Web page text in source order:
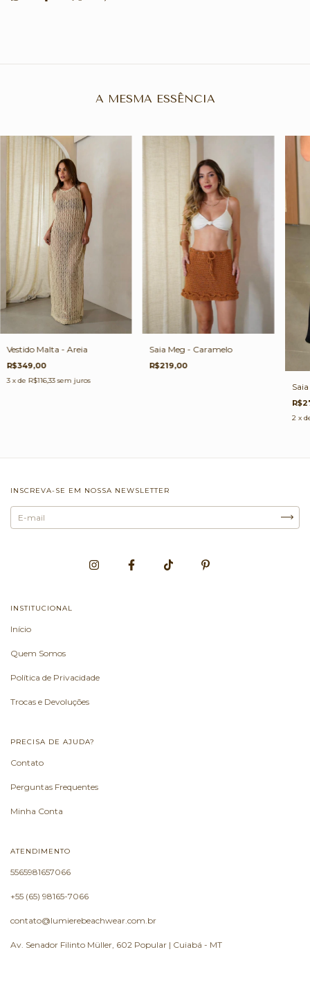
A MESMA ESSÊNCIA
Vestido Malta - Areia
R$349,00
3 x de R$116,33 sem juros
Saia Meg - Caramelo
R$219,00
2 x
INSCREVA-SE EM NOSSA NEWSLETTER
INSTITUCIONAL
Início
Quem Somos
Política de Privacidade
Trocas e Devoluções
PRECISA DE AJUDA?
Contato
Perguntas Frequentes
Minha Conta
ATENDIMENTO
5565981657066
+55 (65) 98165-7066
contato@lumierebeachwear.com.br
Av. Senador Filinto Müller, 602 Popular | Cuiabá - MT